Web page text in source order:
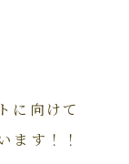
に向けて
ます！！